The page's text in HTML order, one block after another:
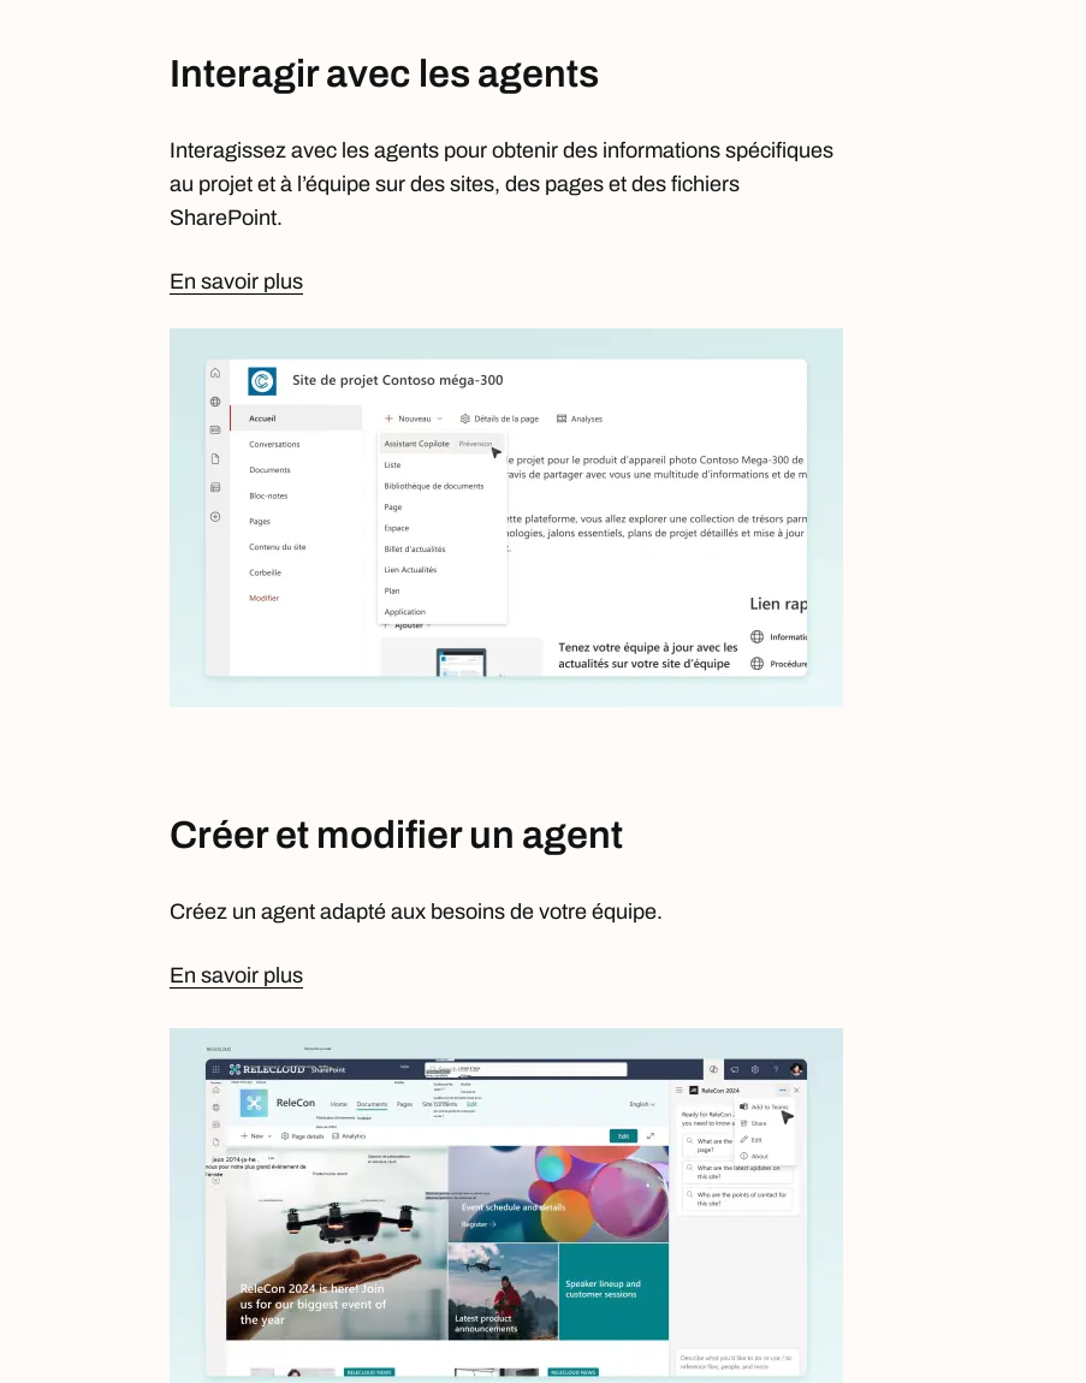
Interagir avec les agents
Interagissez avec les agents pour obtenir des informations spécifiques
au projet et à l’équipe sur des sites, des pages et des fichiers
SharePoint.
En savoir plus
Créer et modifier un agent
Créez un agent adapté aux besoins de votre équipe.
En savoir plus